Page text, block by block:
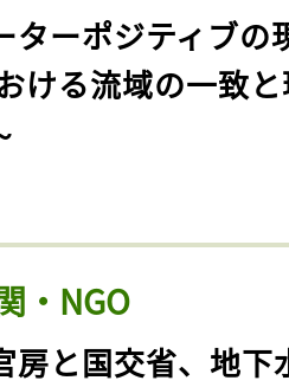
ターポジティブの
ける流域の一致
・NGO
房と国交省、地下